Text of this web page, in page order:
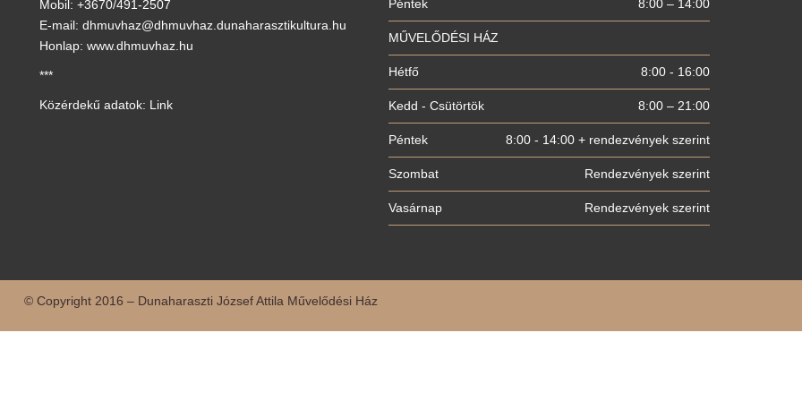
Mobil: +3670/491-2507
E-mail: dhmuvhaz@dhmuvhaz.dunaharasztikultura.hu
Honlap: www.dhmuvhaz.hu
***
Közérdekű adatok: Link
Péntek 8:00 – 14:00
MŰVELŐDÉSI HÁZ
Hétfő 8:00 - 16:00
Kedd - Csütörtök 8:00 – 21:00
Péntek 8:00 - 14:00 + rendezvények szerint
Szombat Rendezvények szerint
Vasárnap Rendezvények szerint
© Copyright 2016 – Dunaharaszti József Attila Művelődési Ház